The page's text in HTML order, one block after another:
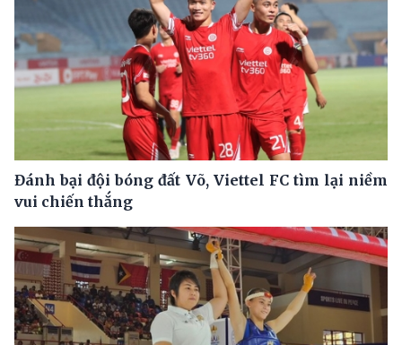
Đánh bại đội bóng đất Võ, Viettel FC tìm lại niềm
vui chiến thắng